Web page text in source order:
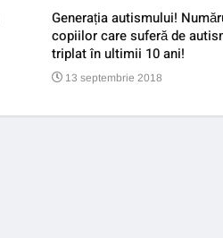
Generația autismului!
copiilor care suferă de
triplat în ultimii 10 ani!
13 septembrie 2018